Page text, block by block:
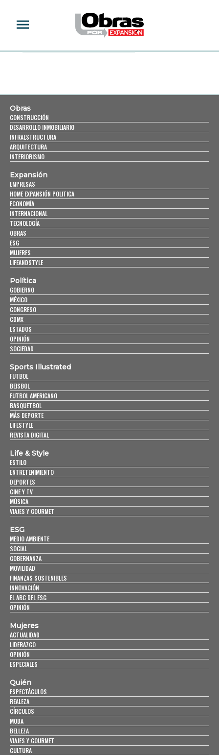
Obras
CONSTRUCCIÓN
DESARROLLO INMOBILIARIO
INFRAESTRUCTURA
ARQUITECTURA
INTERIORISMO
Expansión
EMPRESAS
HOME EXPANSIÓN POLITICA
ECONOMÍA
INTERNACIONAL
TECNOLOGÍA
OBRAS
ESG
MUJERES
LIFEANDSTYLE
Política
GOBIERNO
MÉXICO
CONGRESO
CDMX
ESTADOS
OPINIÓN
SOCIEDAD
Sports Illustrated
FUTBOL
BEISBOL
FUTBOL AMERICANO
BASQUETBOL
MÁS DEPORTE
LIFESTYLE
REVISTA DIGITAL
Life & Style
ESTILO
ENTRETENIMIENTO
DEPORTES
CINE Y TV
MÚSICA
VIAJES Y GOURMET
ESG
MEDIO AMBIENTE
SOCIAL
GOBERNANZA
MOVILIDAD
FINANZAS SOSTENIBLES
INNOVACIÓN
EL ABC DEL ESG
OPINIÓN
Mujeres
ACTUALIDAD
LIDERAZGO
OPINIÓN
ESPECIALES
Quién
ESPECTÁCULOS
REALEZA
CÍRCULOS
MODA
BELLEZA
VIAJES Y GOURMET
CULTURA